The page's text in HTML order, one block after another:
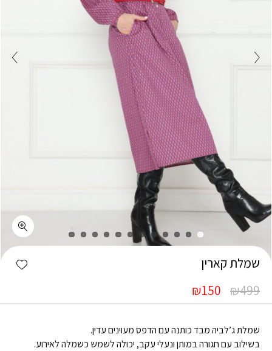
שמלת קארין
₪499
₪150
שמלת ג’לביה מבד כותנה עם הדפס מעוינים עדין.
בשילוב עם חגורה במותן ונעלי עקב, יכולה לשמש כשמלה לאירוע.